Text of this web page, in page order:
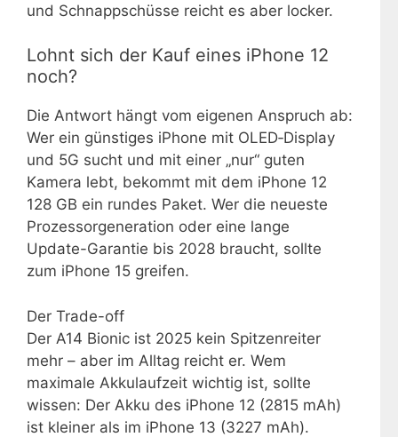
und Schnappschüsse reicht es aber locker.
Lohnt sich der Kauf eines iPhone 12
noch?
Die Antwort hängt vom eigenen Anspruch ab:
Wer ein günstiges iPhone mit OLED‑Display
und 5G sucht und mit einer „nur“ guten
Kamera lebt, bekommt mit dem iPhone 12
128 GB ein rundes Paket. Wer die neueste
Prozessorgeneration oder eine lange
Update-Garantie bis 2028 braucht, sollte
zum iPhone 15 greifen.
Der Trade-off
Der A14 Bionic ist 2025 kein Spitzenreiter
mehr – aber im Alltag reicht er. Wem
maximale Akkulaufzeit wichtig ist, sollte
wissen: Der Akku des iPhone 12 (2815 mAh)
ist kleiner als im iPhone 13 (3227 mAh).